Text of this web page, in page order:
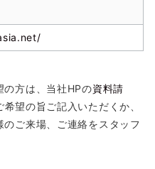
の方は、当社HPの資料請
希望の旨ご記入いただくか、
ご来場、ご連絡をスタッフ